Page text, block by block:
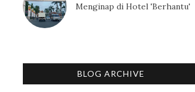
Menginap di Hotel 'Berhantu'
BLOG ARCHIVE